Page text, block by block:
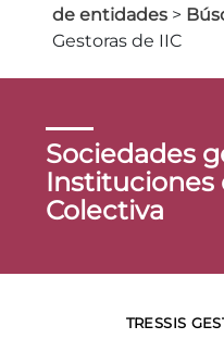
de entidades >
Gestoras de IIC
Sociedades
Instituciones
Colectiva
TRESSIS